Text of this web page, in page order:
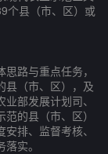
个县（市、区）或
路与重点任务，
县（市、区），及
部发展计划司、
的县（市、区）
排、监督考核、
实。